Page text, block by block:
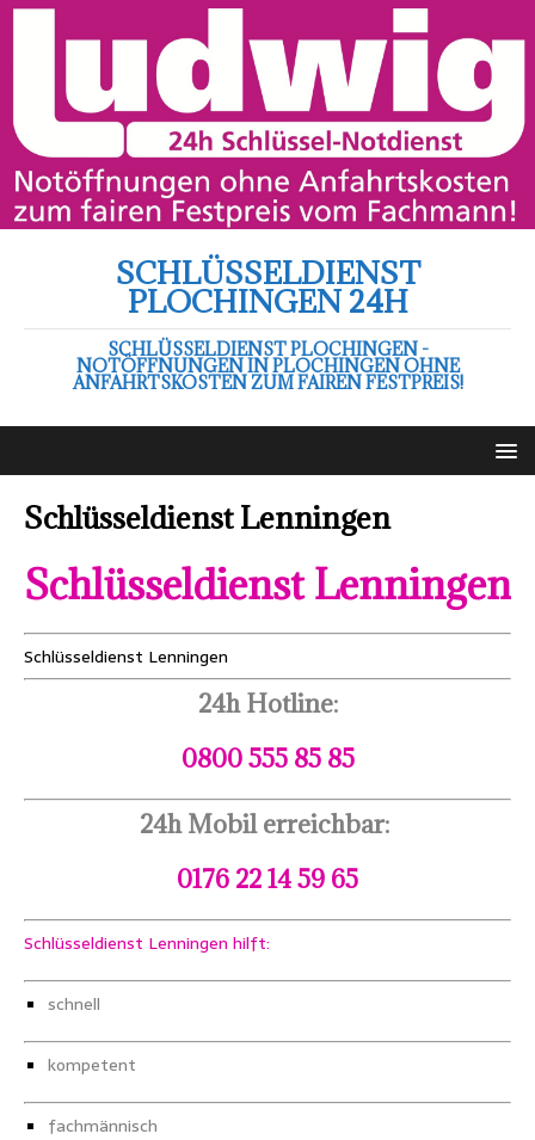
SCHLÜSSELDIENST
PLOCHINGEN 24H
SCHLÜSSELDIENST PLOCHINGEN -
NOTÖFFNUNGEN IN PLOCHINGEN OHNE
ANFAHRTSKOSTEN ZUM FAIREN FESTPREIS!
Schlüsseldienst Lenningen
Schlüsseldienst Lenningen
Schlüsseldienst Lenningen
24h Hotline:
0800 555 85 85
24h Mobil erreichbar:
0176 22 14 59 65
Schlüsseldienst Lenningen hilft:
schnell
kompetent
fachmännisch